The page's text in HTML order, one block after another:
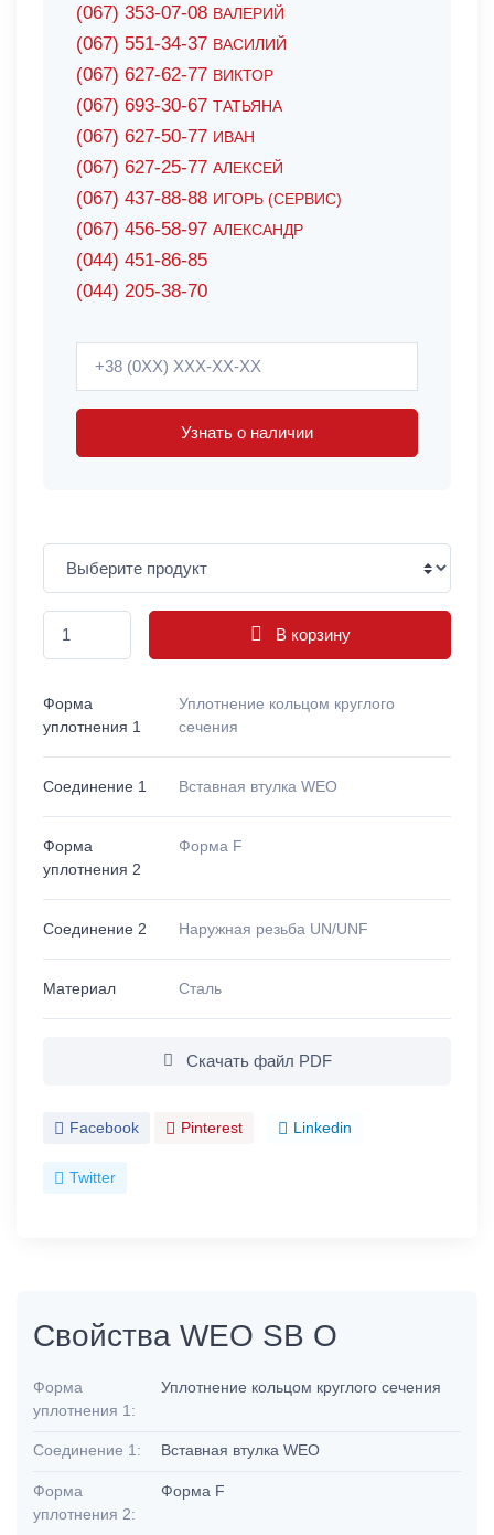
(067) 353-07-08 ВАЛЕРИЙ
(067) 551-34-37 ВАСИЛИЙ
(067) 627-62-77 ВИКТОР
(067) 693-30-67 ТАТЬЯНА
(067) 627-50-77 ИВАН
(067) 627-25-77 АЛЕКСЕЙ
(067) 437-88-88 ИГОРЬ (СЕРВИС)
(067) 456-58-97 АЛЕКСАНДР
(044) 451-86-85
(044) 205-38-70
Узнать о наличии
В корзину
Форма
уплотнения 1
Уплотнение кольцом круглого
сечения
Соединение 1 Вставная втулка WEO
Форма
уплотнения 2
Форма F
Соединение 2 Наружная резьба UN/UNF
Материал Сталь
Скачать файл PDF
Facebook Pinterest Linkedin
Twitter
Свойства WEO SB O
Форма
уплотнения 1:
Уплотнение кольцом круглого сечения
Соединение 1: Вставная втулка WEO
Форма
уплотнения 2:
Форма F